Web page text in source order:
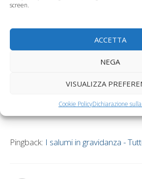
screen.
ACCETTA
NEGA
VISUALIZZA
Cookie PolicyDichiarazione
erano negative più
Per sicurezza le ho rifatte ma
andavano rifatte o sono
Grazie mille per le risposte
Pingback: I salumi in gravidanza -